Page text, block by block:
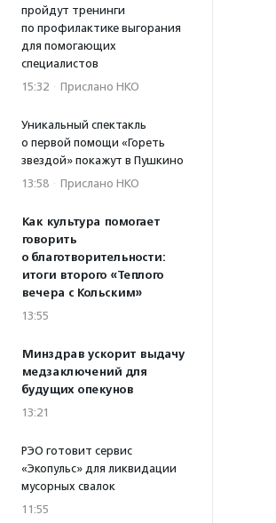
пройдут тренинги
по профилактике выгорания
для помогающих
специалистов
15:32 · Прислано НКО
Уникальный спектакль
о первой помощи «Гореть
звездой» покажут в Пушкино
13:58 · Прислано НКО
Как культура помогает
говорить
о благотворительности:
итоги второго «Теплого
вечера с Кольским»
13:55
Минздрав ускорит выдачу
медзаключений для
будущих опекунов
13:21
РЭО готовит сервис
«Экопульс» для ликвидации
мусорных свалок
11:55